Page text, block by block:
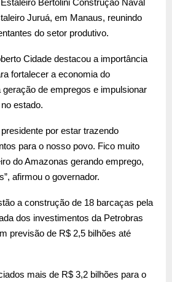
Bertolini Construção Naval
Juruá, em Manaus, reunindo
do setor produtivo.
Cidade destacou a importância
fortalecer a economia do
de empregos e impulsionar
estado.
por estar trazendo
para o nosso povo. Fico muito
do Amazonas gerando emprego,
afirmou o governador.
a construção de 18 barcaças pela
dos investimentos da Petrobras
previsão de R$ 2,5 bilhões até
mais de R$ 3,2 bilhões para o